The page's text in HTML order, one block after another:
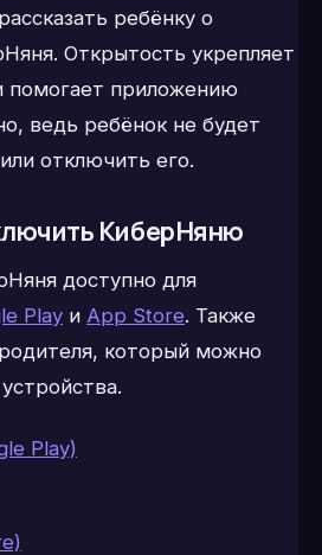
ребёнку о
Открытость укрепляет
помогает приложению
ведь ребёнок не будет
отключить его.
КиберНяню
доступно для
Play и App Store. Также
который можно
Play)